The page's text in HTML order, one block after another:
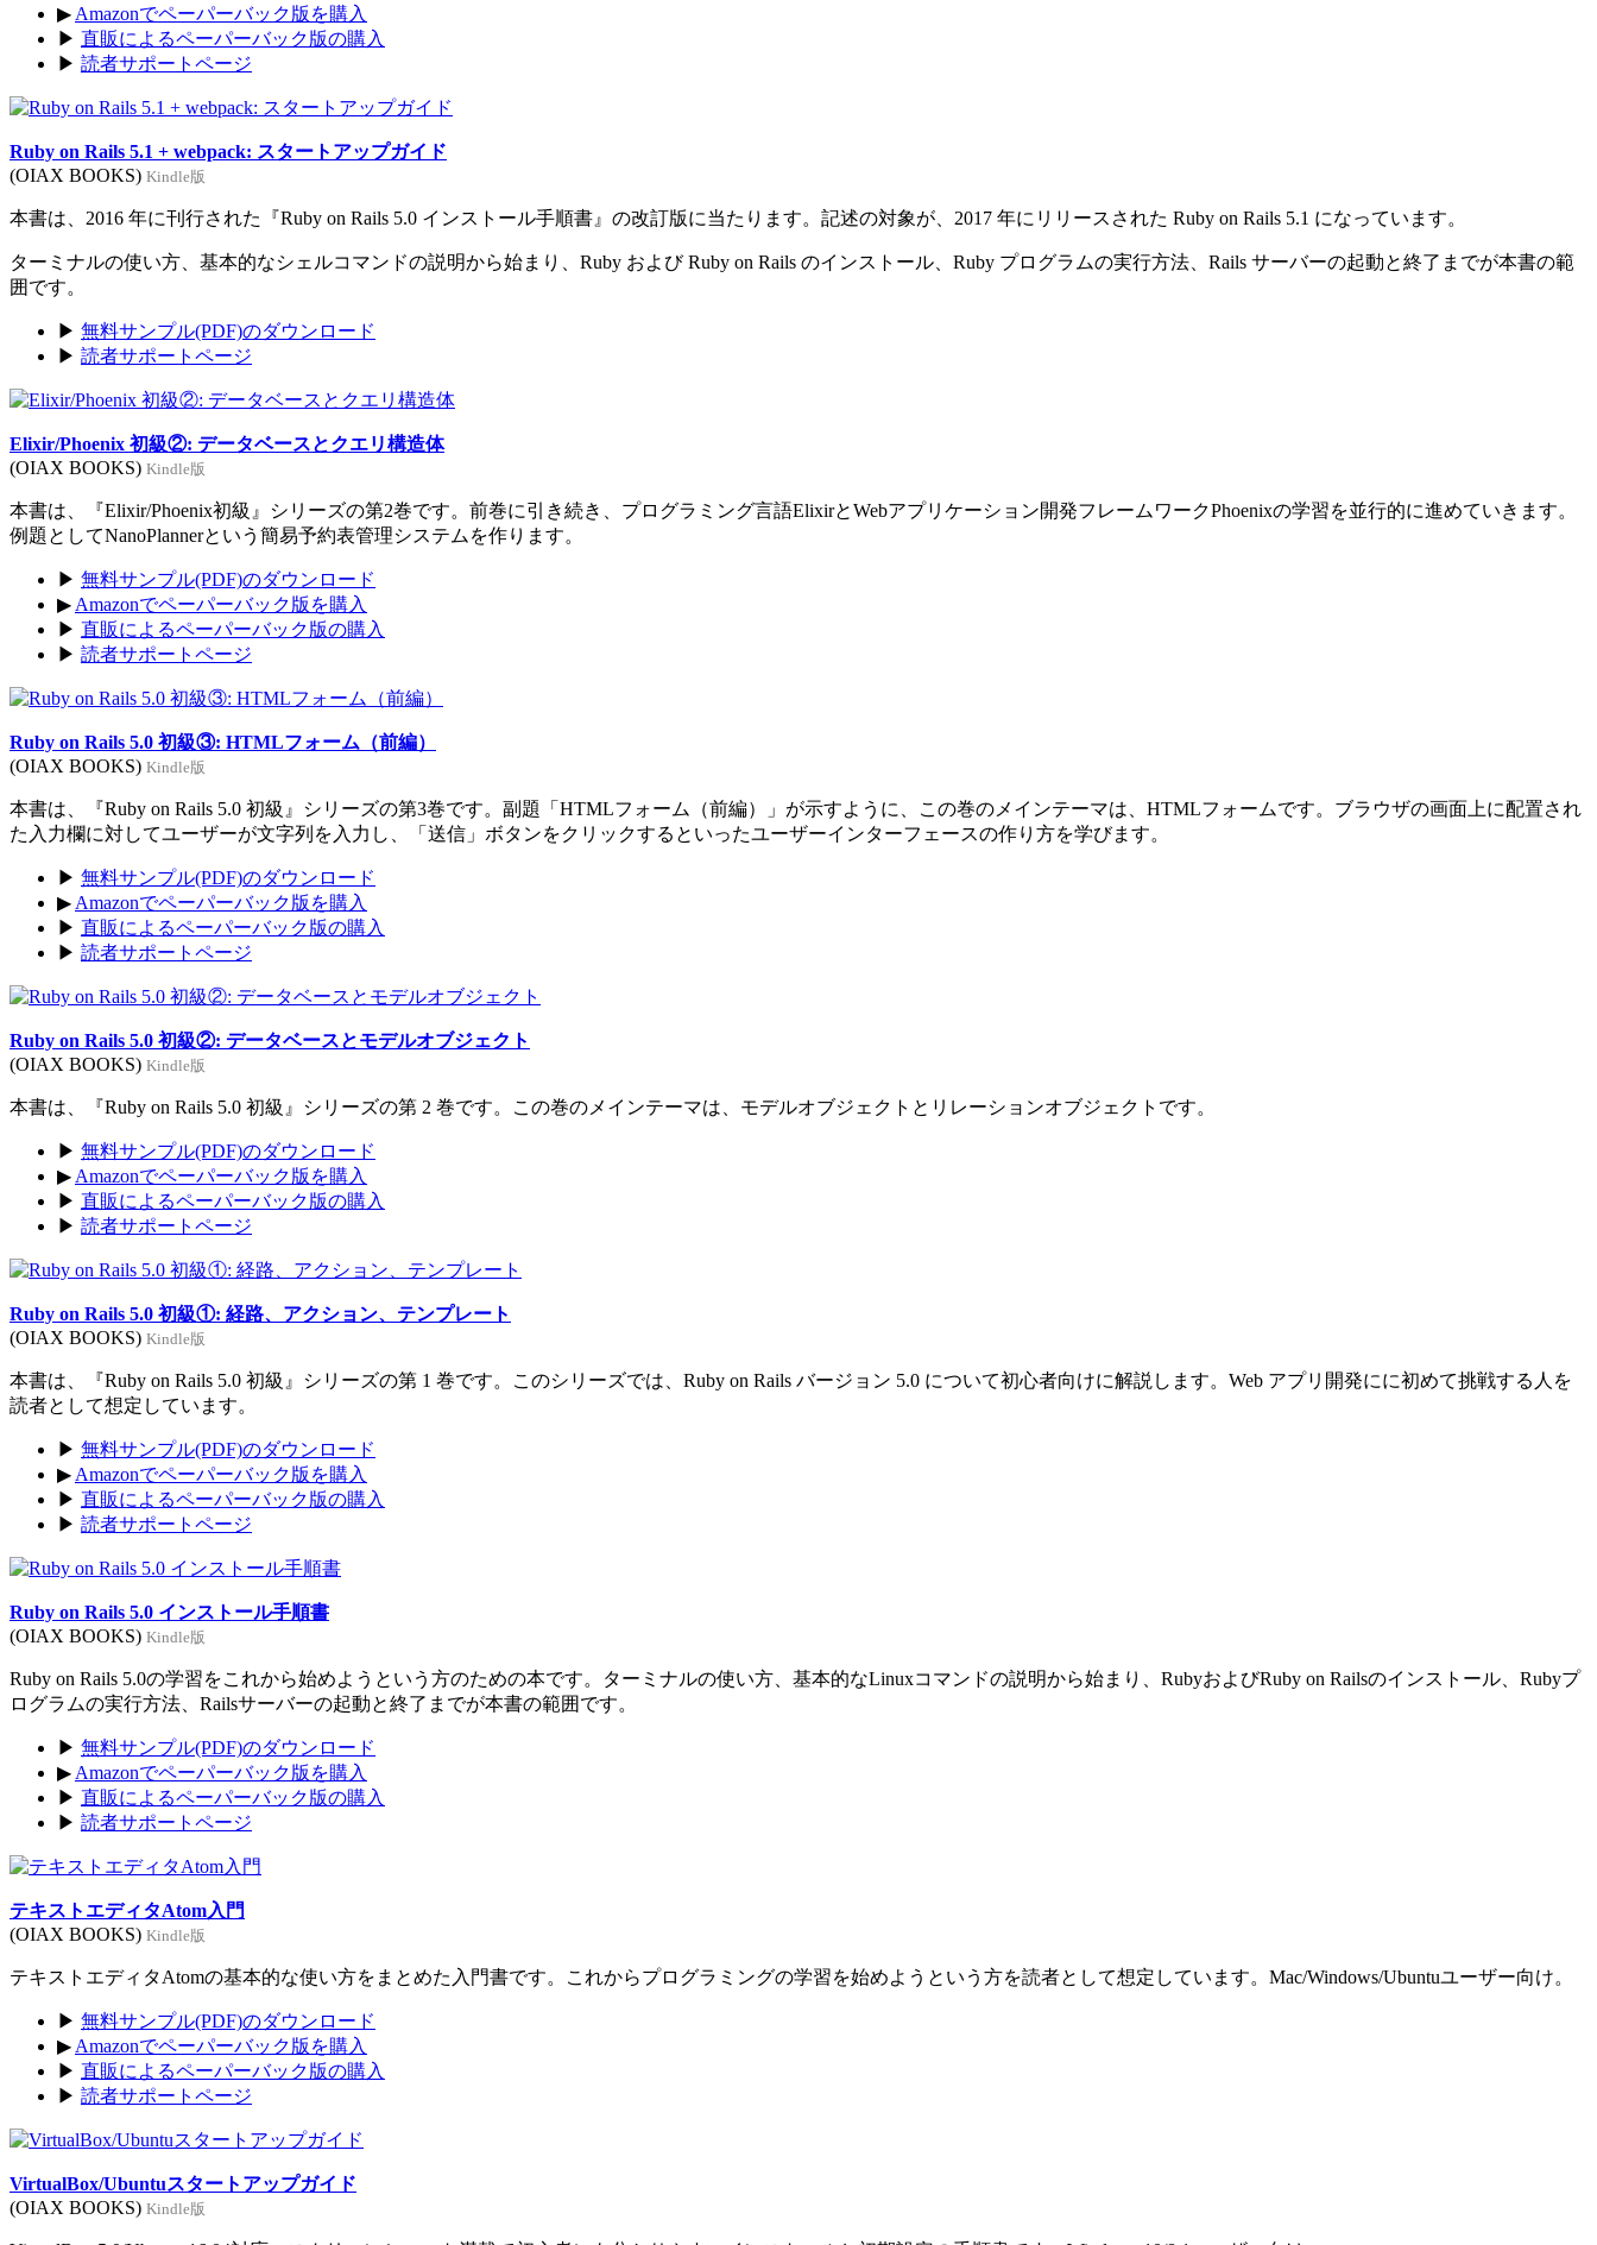
▶ Amazonでペーパーバック版を購入
▶ 直販によるペーパーバック版の購入
▶ 読者サポートページ
Ruby on Rails 5.1 + webpack: スタートアップガイド
(OIAX BOOKS) Kindle版
本書は、2016 年に刊行された『Ruby on Rails 5.0 インストール手順書』の改訂版に当たります。記述の対象が、2017 年にリリースされた Ruby on Rails 5.1 になっています。
ターミナルの使い方、基本的なシェルコマンドの説明から始まり、Ruby および Ruby on Rails のインストール、Ruby プログラムの実行方法、Rails サーバーの起動と終了までが本書の範
囲です。
▶ 無料サンプル(PDF)のダウンロード
▶ 読者サポートページ
Elixir/Phoenix 初級②: データベースとクエリ構造体
(OIAX BOOKS) Kindle版
本書は、『Elixir/Phoenix初級』シリーズの第2巻です。前巻に引き続き、プログラミング言語ElixirとWebアプリケーション開発フレームワークPhoenixの学習を並行的に進めていきます。
例題としてNanoPlannerという簡易予約表管理システムを作ります。
▶ 無料サンプル(PDF)のダウンロード
▶ Amazonでペーパーバック版を購入
▶ 直販によるペーパーバック版の購入
▶ 読者サポートページ
Ruby on Rails 5.0 初級③: HTMLフォーム（前編）
(OIAX BOOKS) Kindle版
本書は、『Ruby on Rails 5.0 初級』シリーズの第3巻です。副題「HTMLフォーム（前編）」が示すように、この巻のメインテーマは、HTMLフォームです。ブラウザの画面上に配置され
た入力欄に対してユーザーが文字列を入力し、「送信」ボタンをクリックするといったユーザーインターフェースの作り方を学びます。
▶ 無料サンプル(PDF)のダウンロード
▶ Amazonでペーパーバック版を購入
▶ 直販によるペーパーバック版の購入
▶ 読者サポートページ
Ruby on Rails 5.0 初級②: データベースとモデルオブジェクト
(OIAX BOOKS) Kindle版
本書は、『Ruby on Rails 5.0 初級』シリーズの第 2 巻です。この巻のメインテーマは、モデルオブジェクトとリレーションオブジェクトです。
▶ 無料サンプル(PDF)のダウンロード
▶ Amazonでペーパーバック版を購入
▶ 直販によるペーパーバック版の購入
▶ 読者サポートページ
Ruby on Rails 5.0 初級①: 経路、アクション、テンプレート
(OIAX BOOKS) Kindle版
本書は、『Ruby on Rails 5.0 初級』シリーズの第 1 巻です。このシリーズでは、Ruby on Rails バージョン 5.0 について初心者向けに解説します。Web アプリ開発にに初めて挑戦する人を
読者として想定しています。
▶ 無料サンプル(PDF)のダウンロード
▶ Amazonでペーパーバック版を購入
▶ 直販によるペーパーバック版の購入
▶ 読者サポートページ
Ruby on Rails 5.0 インストール手順書
(OIAX BOOKS) Kindle版
Ruby on Rails 5.0の学習をこれから始めようという方のための本です。ターミナルの使い方、基本的なLinuxコマンドの説明から始まり、RubyおよびRuby on Railsのインストール、Rubyプ
ログラムの実行方法、Railsサーバーの起動と終了までが本書の範囲です。
▶ 無料サンプル(PDF)のダウンロード
▶ Amazonでペーパーバック版を購入
▶ 直販によるペーパーバック版の購入
▶ 読者サポートページ
テキストエディタAtom入門
(OIAX BOOKS) Kindle版
テキストエディタAtomの基本的な使い方をまとめた入門書です。これからプログラミングの学習を始めようという方を読者として想定しています。Mac/Windows/Ubuntuユーザー向け。
▶ 無料サンプル(PDF)のダウンロード
▶ Amazonでペーパーバック版を購入
▶ 直販によるペーパーバック版の購入
▶ 読者サポートページ
VirtualBox/Ubuntuスタートアップガイド
(OIAX BOOKS) Kindle版